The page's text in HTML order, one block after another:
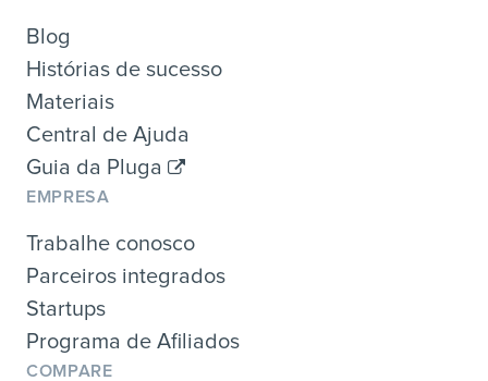
Blog
Histórias de sucesso
Materiais
Central de Ajuda
Guia da Pluga
EMPRESA
Trabalhe conosco
Parceiros integrados
Startups
Programa de Afiliados
COMPARE